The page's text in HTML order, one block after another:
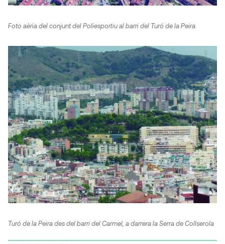
Foto aèria del conjunt del Poliesportiu al barri del Turó de la Peira
Turó de la Peira des del barri del Carmel, a darrera la Serra de Collserola